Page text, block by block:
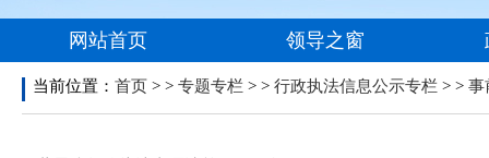
当前位置： 首页 > > 专题专栏 > > 行政执法信息公示专栏 > > 事